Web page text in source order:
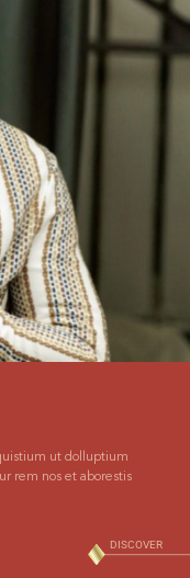
ut dolluptium
rem nos et aborestis
DISCOVER